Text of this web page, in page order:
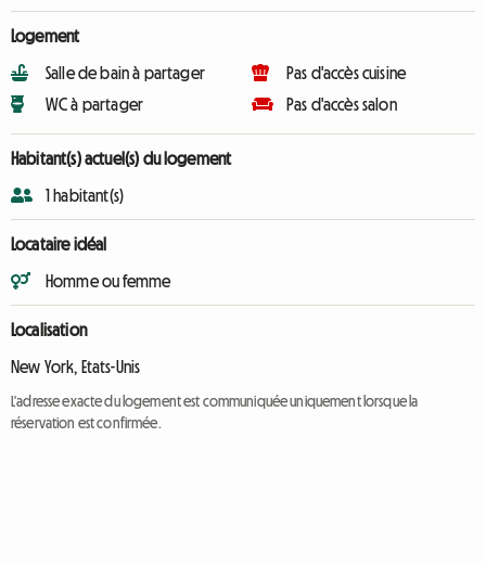
Logement
Salle de bain à partager
WC à partager
Pas d'accès cuisine
Pas d'accès salon
Habitant(s) actuel(s) du logement
1 habitant(s)
Locataire idéal
Homme ou femme
Localisation
New York, Etats-Unis
L'adresse exacte du logement est communiquée uniquement lorsque la
réservation est confirmée.